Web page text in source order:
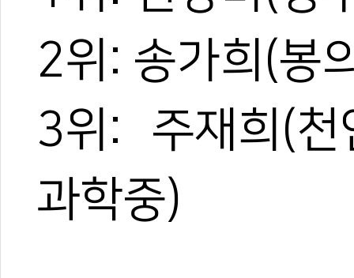
2위: 송가희(봉
3위: 주재희(천
과학중)